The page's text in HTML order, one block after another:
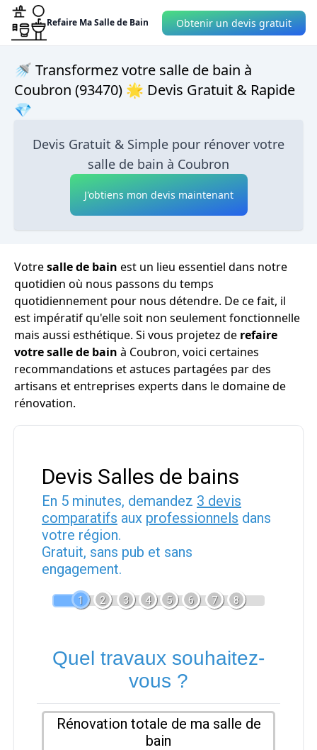
Refaire Ma Salle de Bain Obtenir un devis gratuit
🚿 Transformez votre salle de bain à
Coubron (93470) 🌟 Devis Gratuit & Rapide
💎
Devis Gratuit & Simple pour rénover votre
salle de bain à Coubron
J'obtiens mon devis maintenant
Votresalle de bain est un lieu essentiel dans notre
quotidien où nous passons du temps
quotidiennement pour nous détendre. De ce fait, il
est impératif qu'elle soit non seulement fonctionnelle
mais aussi esthétique. Si vous projetez de refaire
votre salle de bain à Coubron, voici certaines
recommandations et astuces partagées par des
artisans et entreprises experts dans le domaine de
rénovation.
Devis Salles de bains
En 5 minutes, demandez 3 devis
comparatifs aux professionnels dans
votre région.
Gratuit, sans pub et sans
engagement.
1 2 3 4 5 6 7 8
Quel travaux souhaitez-
vous ?
Rénovation totale de ma salle de
bain